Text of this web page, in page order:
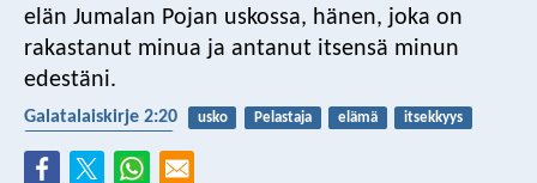
elän Jumalan Pojan uskossa, hänen, joka on
rakastanut minua ja antanut itsensä minun
edestäni.
Galatalaiskirje 2:20 usko Pelastaja elämä
itsekkyys